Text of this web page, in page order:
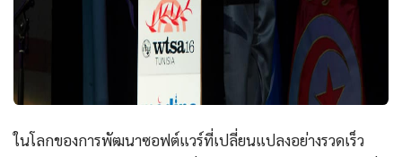
ในโลกของการพัฒนาซอฟต์แวร์ที่เปลี่ยนแปลงอย่างรวดเร็ว